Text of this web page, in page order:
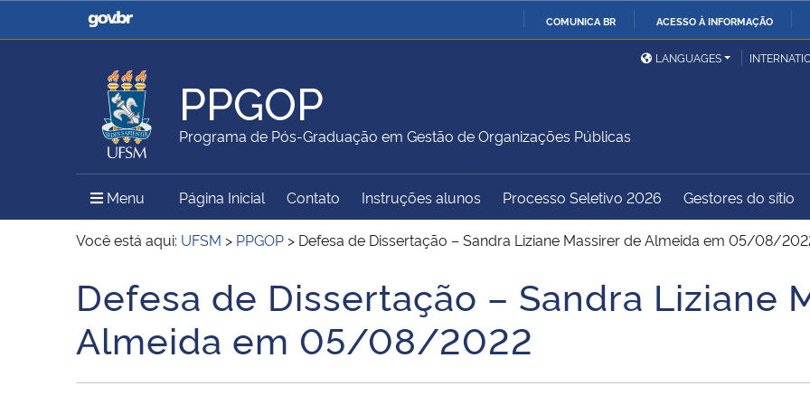
COMUNICA BR ACESSO À INFORMAÇÃO
Casa Civil
Ministério da Justiça e
Ministério da Defesa
Ministério das Relações
Exteriores
Ministério da Agricultura,
Pecuária e Abastecimento
Ministério da Educação
Ministério do Meio Ambiente Ministério do Turismo
Ministério do
Desenvolvimento Regional
Controladoria-Geral da
União
Secretaria de Governo
Gabinete de Segurança
Institucional
Advocacia-Geral da União Banco Central do Brasil
LANGUAGES
PPGOP
Programa de Pós-Graduação em Gestão de Organizações Públicas
Menu Menu Principal do Sítio
Página Inicial Contato Instruções alunos Processo Seletivo 2026 Gestores do sítio
Você está aqui: UFSM > PPGOP > Defesa de Dissertação – Sandra Liziane Massirer de Almeida em 05/08/
Início do conteúdo
Defesa de Dissertação – Sandra Liziane
Almeida em 05/08/2022